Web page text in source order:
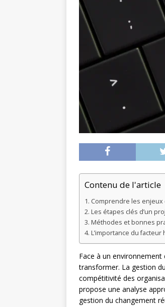
Contenu de l'article
Comprendre les
Les étapes clés d’un
Méthodes et bonnes
L’importance du
Face à un
transformer. La gestion
compétitivité des
propose une analyse
gestion du changement